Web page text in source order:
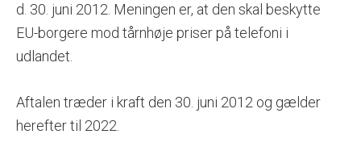
d. 30. juni 2012. Meningen er, at den skal beskytte
EU-borgere mod tårnhøje priser på telefoni i
udlandet.
Aftalen træder i kraft den 30. juni 2012 og gælder
herefter til 2022.